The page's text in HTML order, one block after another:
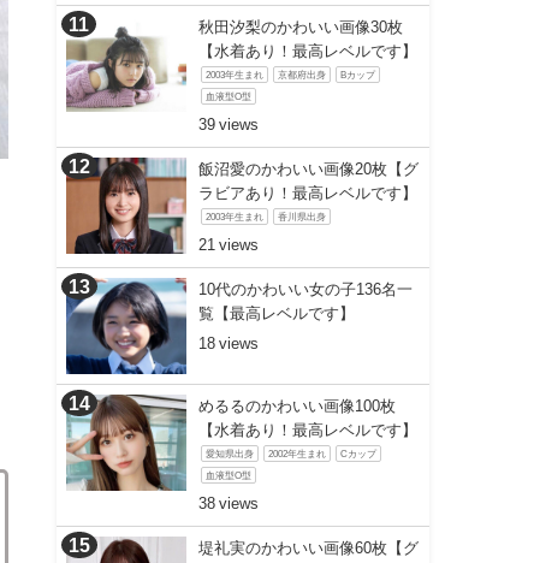
秋田汐梨のかわいい画像30枚
【水着あり！最高レベルです】
2003年生まれ 京都府出身 Bカップ
血液型O型
39
飯沼愛のかわいい画像20枚【グ
ラビアあり！最高レベルです】
2003年生まれ 香川県出身
21
10代のかわいい女の子136名一
覧【最高レベルです】
18
めるるのかわいい画像100枚
【水着あり！最高レベルです】
愛知県出身 2002年生まれ Cカップ
血液型O型
38
堤礼実のかわいい画像60枚【グ